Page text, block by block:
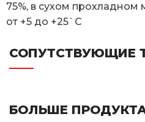
75%, в сухом прохладном
от +5 до +25`C
СОПУТСТВУЮЩИЕ
БОЛЬШЕ